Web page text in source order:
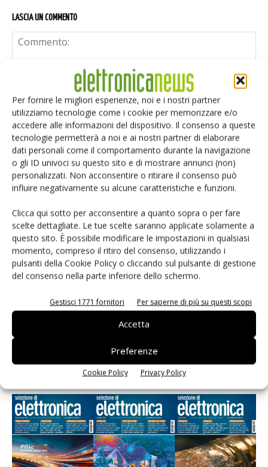
Per fornire le migliori esperienze, noi e i nostri partner
utilizziamo tecnologie come i cookie per memorizzare e/o
accedere alle informazioni del dispositivo. Il consenso a queste
tecnologie permetterà a noi e ai nostri partner di elaborare
dati personali come il comportamento durante la navigazione
o gli ID univoci su questo sito e di mostrare annunci (non)
personalizzati. Non acconsentire o ritirare il consenso può
influire negativamente su alcune caratteristiche e funzioni.
Clicca qui sotto per acconsentire a quanto sopra o per fare
scelte dettagliate. Le tue scelte saranno applicate solamente a
questo sito. È possibile modificare le impostazioni in qualsiasi
momento, compreso il ritiro del consenso, utilizzando i
pulsanti della Cookie Policy o cliccando sul pulsante di gestione
del consenso nella parte inferiore dello schermo.
Gestisci 1771 fornitori Per saperne di più su questi scopi
Accetta
Preferenze
Cookie Policy Privacy Policy
LASCIA UN COMMENTO
Salva il mio nome, email e sito web in questo browser per i
prossimi commenti.
Selezione di elettronica